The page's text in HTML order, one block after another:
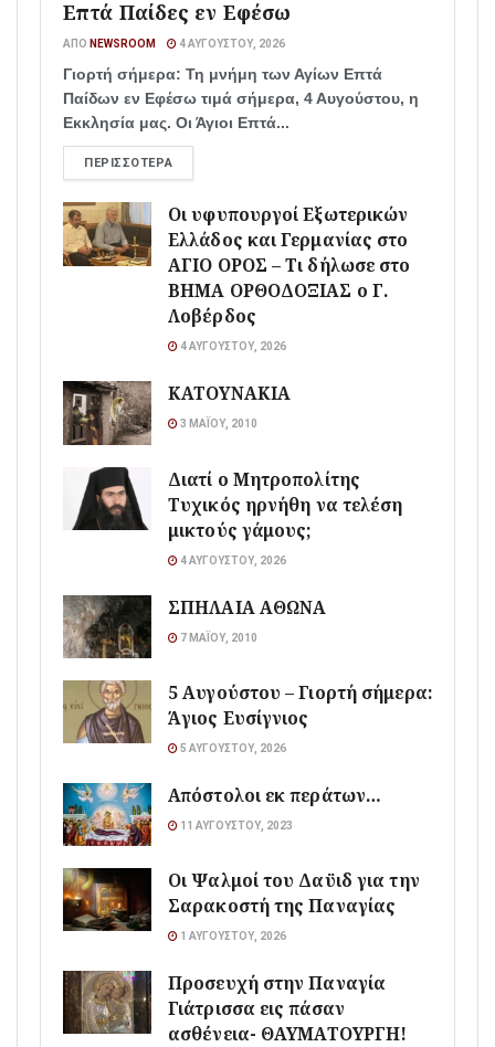
Επτά Παίδες εν Εφέσω
ΑΠΌ NEWSROOM 4 ΑΥΓΟΎΣΤΟΥ, 2026
Γιορτή σήμερα: Τη μνήμη των Αγίων Επτά
Παίδων εν Εφέσω τιμά σήμερα, 4 Αυγούστου, η
Εκκλησία μας. Οι Άγιοι Επτά...
ΠΕΡΙΣΣΌΤΕΡΑ
Οι υφυπουργοί Εξωτερικών
Ελλάδος και Γερμανίας στο
ΑΓΙΟ ΟΡΟΣ – Τι δήλωσε στο
ΒΗΜΑ ΟΡΘΟΔΟΞΙΑΣ ο Γ.
Λοβέρδος
4 ΑΥΓΟΎΣΤΟΥ, 2026
ΚΑΤΟΥΝΑΚΙΑ
3 ΜΑΪ́ΟΥ, 2010
Διατί ο Μητροπολίτης
Τυχικός ηρνήθη να τελέση
μικτούς γάμους;
4 ΑΥΓΟΎΣΤΟΥ, 2026
ΣΠΗΛΑΙΑ ΑΘΩΝΑ
7 ΜΑΪ́ΟΥ, 2010
5 Αυγούστου – Γιορτή σήμερα:
Άγιος Ευσίγνιος
5 ΑΥΓΟΎΣΤΟΥ, 2026
Απόστολοι εκ περάτων…
11 ΑΥΓΟΎΣΤΟΥ, 2023
Οι Ψαλμοί του Δαϋιδ για την
Σαρακοστή της Παναγίας
1 ΑΥΓΟΎΣΤΟΥ, 2026
Προσευχή στην Παναγία
Γιάτρισσα εις πάσαν
ασθένεια- ΘΑΥΜΑΤΟΥΡΓΗ!